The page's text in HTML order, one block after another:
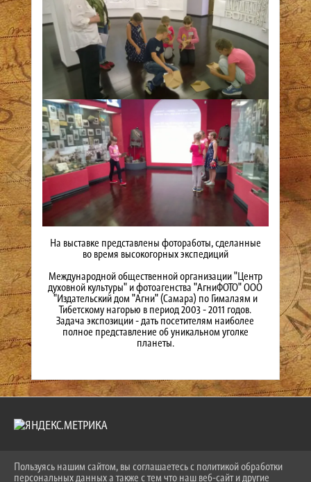
На выставке представлены фотоработы, сделанные
во время высокогорных экспедиций
Международной общественной организации "Центр
духовной культуры" и фотоагенства "АгниФОТО" ООО
"Издательский дом "Агни" (Самара) по Гималаям и
Тибетскому нагорью в период 2003 - 2011 годов.
Задача экспозиции - дать посетителям наиболее
полное представление об уникальном уголке
планеты.
2026 Г. NOGINSK-MUSEUM.RU
Пользуясь нашим сайтом, вы соглашаетесь с политикой обработки
персональных данных а также с тем что наш веб-сайт и другие